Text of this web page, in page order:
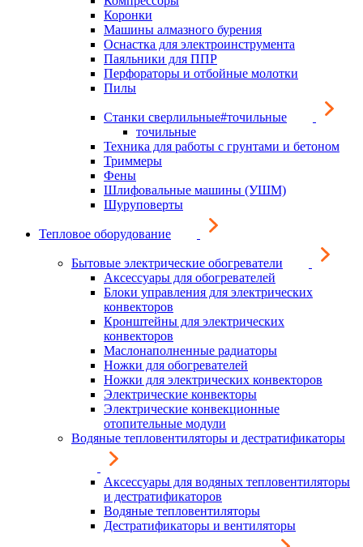
Коронки
Машины алмазного бурения
Оснастка для электроинструмента
Паяльники для ППР
Перфораторы и отбойные молотки
Пилы
Станки сверлильные#точильные
точильные
Техника для работы с грунтами и бетоном
Триммеры
Фены
Шлифовальные машины (УШМ)
Шуруповерты
Тепловое оборудование
Бытовые электрические обогреватели
Аксессуары для обогревателей
Блоки управления для электрических
конвекторов
Кронштейны для электрических
конвекторов
Маслонаполненные радиаторы
Ножки для обогревателей
Ножки для электрических конвекторов
Электрические конвекторы
Электрические конвекционные
отопительные модули
Водяные тепловентиляторы и дестратификаторы
Аксессуары для водяных тепловентиляторы
и дестратификаторов
Водяные тепловентиляторы
Дестратификаторы и вентиляторы